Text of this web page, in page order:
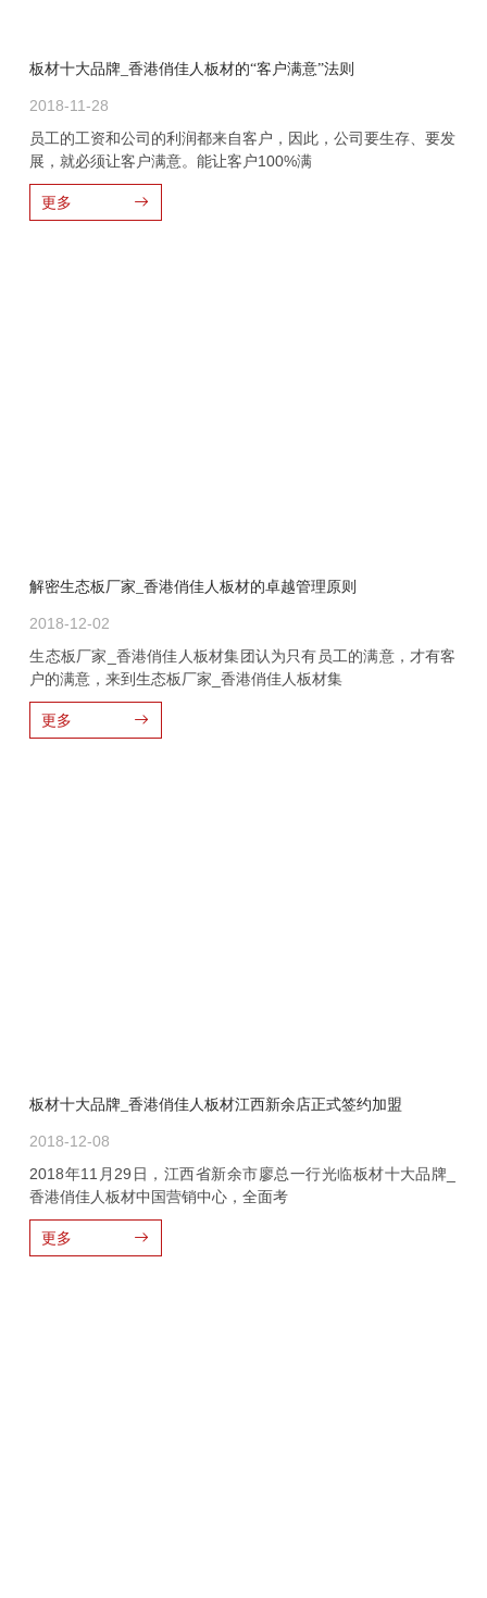
板材十大品牌_香港俏佳人板材的“客户满意”法则
2018-11-28
员工的工资和公司的利润都来自客户，因此，公司要生存、要发
展，就必须让客户满意。能让客户100%满
更多
解密生态板厂家_香港俏佳人板材的卓越管理原则
2018-12-02
生态板厂家_香港俏佳人板材集团认为只有员工的满意，才有客
户的满意，来到生态板厂家_香港俏佳人板材集
更多
板材十大品牌_香港俏佳人板材江西新余店正式签约加盟
2018-12-08
2018年11月29日，江西省新余市廖总一行光临板材十大品牌_
香港俏佳人板材中国营销中心，全面考
更多